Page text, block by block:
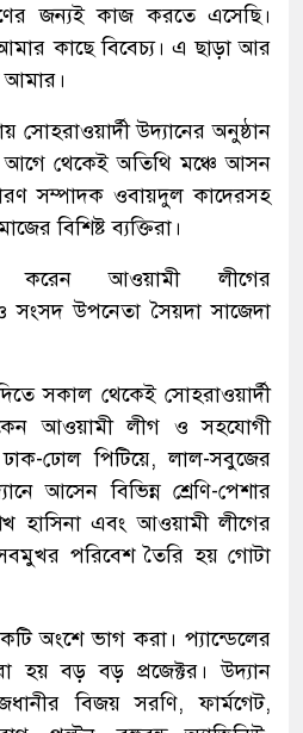
জন্যই কাজ করতে এসেছি।
কাছে বিবেচ্য। এ ছাড়া আর
আমার।
উদ্যানের অনুষ্ঠান
আগে থেকেই অতিথি মঞ্চে আসন
সম্পাদক ওবায়দুল কাদেরসহ
বিশিষ্ট ব্যক্তিরা।
করেন আওয়ামী লীগের
সংসদ উপনেতা সৈয়দা সাজেদা
সকাল থেকেই সোহরাওয়ার্দী
আওয়ামী লীগ ও সহযোগী
ঢাক-ঢোল পিটিয়ে, লাল-সবুজের
আসেন বিভিন্ন শ্রেণি-পেশার
হাসিনা এবং আওয়ামী লীগের
পরিবেশ তৈরি হয় গোটা
অংশে ভাগ করা। প্যান্ডেলের
হয় বড় বড় প্রজেক্টর। উদ্যান
বিজয় সরণি, ফার্মগেট,